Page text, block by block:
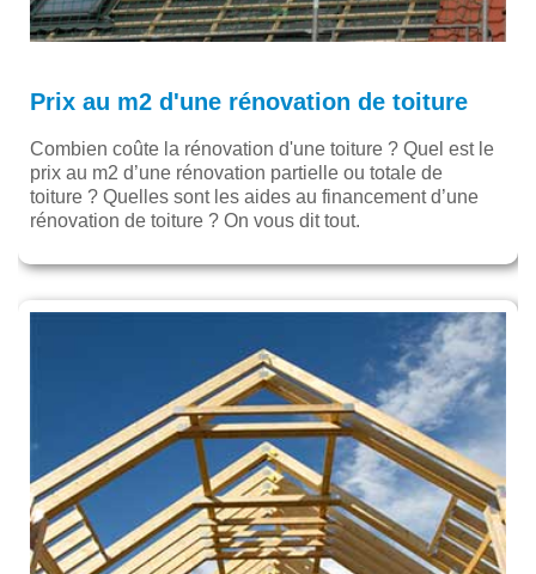
Prix au m2 d'une rénovation de toiture
Combien coûte la rénovation d'une toiture ? Quel est le
prix au m2 d’une rénovation partielle ou totale de
toiture ? Quelles sont les aides au financement d’une
rénovation de toiture ? On vous dit tout.